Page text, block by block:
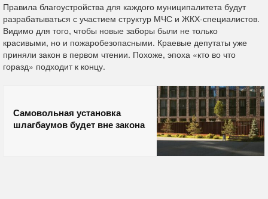
Правила благоустройства для каждого муниципалитета будут
разрабатываться с участием структур МЧС и ЖКХ-специалистов.
Видимо для того, чтобы новые заборы были не только
красивыми, но и пожаробезопасными. Краевые депутаты уже
приняли закон в первом чтении. Похоже, эпоха «кто во что
горазд» подходит к концу.
Самовольная установка
шлагбаумов будет вне закона